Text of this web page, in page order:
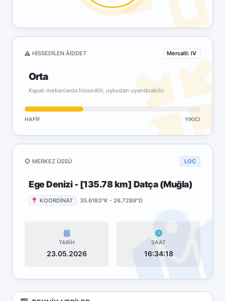
HISSEDILEN ÅIDDET Mercalli: IV
Orta
Kapalı mekanlarda hissedilir, uykudan uyandırabilir.
HAFIF YIKICI
MERKEZ ÜSSÜ LOC
Ege Denizi - [135.78 km] Datça (Muğla)
KOORDİNAT 35.6183°K - 26.7289°D
TARİH
23.05.2026
SAAT
16:34:18